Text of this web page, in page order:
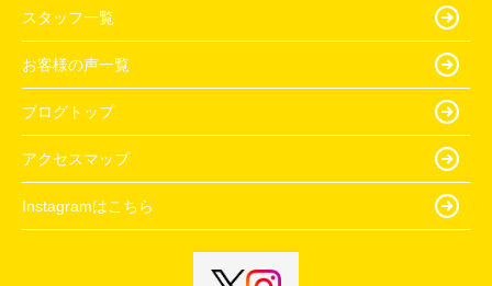
スタッフ一覧
お客様の声一覧
ブログトップ
アクセスマップ
Instagramはこちら